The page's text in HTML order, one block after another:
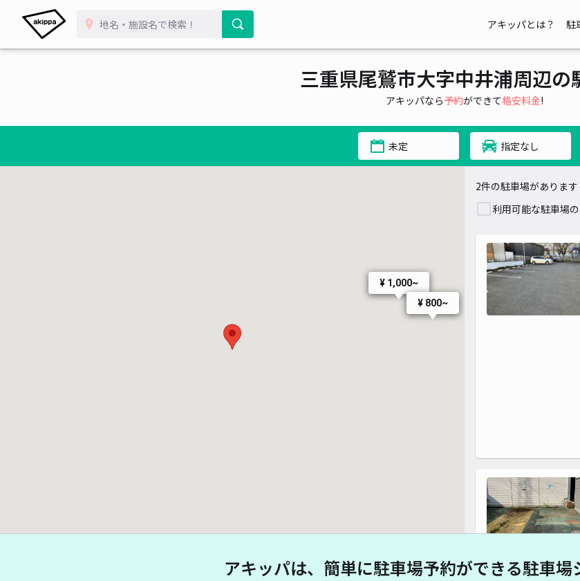
アキッパとは？ 駐
三重県尾鷲市大字中井浦周辺の
アキッパなら予約ができて格安料金!
未定 指定なし
¥ 1,000~
¥ 800~
2件の駐車場があります
利用可能な駐車場
アキッパは、簡単に駐車場予約ができる駐車場